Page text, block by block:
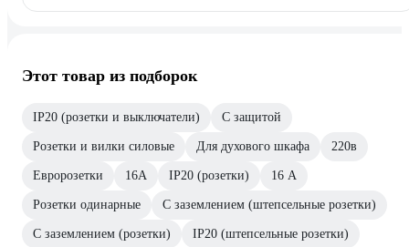
Этот товар из подборок
IP20 (розетки и выключатели) С защитой
Розетки и вилки силовые Для духового шкафа 220в
Евророзетки 16А IP20 (розетки) 16 А
Розетки одинарные С заземлением (штепсельные розетки)
С заземлением (розетки) IP20 (штепсельные розетки)